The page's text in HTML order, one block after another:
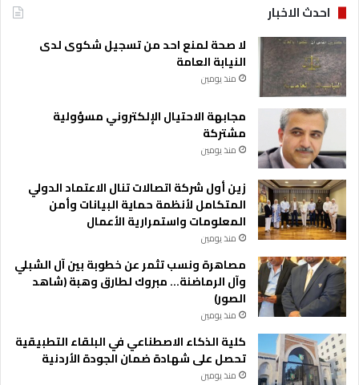
احدث الاخبار
لا صحة لمنع احد من تسجيل شكوى لدى
النيابة العامة
منذ يومين
مجابهة الاحتيال الإلكتروني مسؤولية
مشتركة
منذ يومين
زين أول شركة اتصالات تنال الاعتماد الدولي
المتكامل لأنظمة حماية البيانات وأمن
المعلومات واستمرارية الأعمال
منذ يومين
مصاهرة ونسب تثمر عن خطوبة بين آل الشبلي
وآل الرماضنة… مبروك لطارق وهبة (شاهد
الصور)
منذ يومين
كلية الذكاء الاصطناعي في البلقاء التطبيقية
تحصل على شهادة ضمان الجودة الأردنية
منذ يومين